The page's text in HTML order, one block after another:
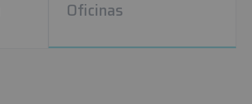
Oficinas